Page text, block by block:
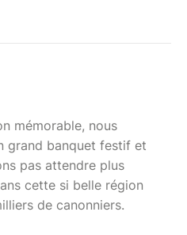
mémorable, nous
grand banquet festif et
pas attendre plus
cette si belle région
de canonniers.